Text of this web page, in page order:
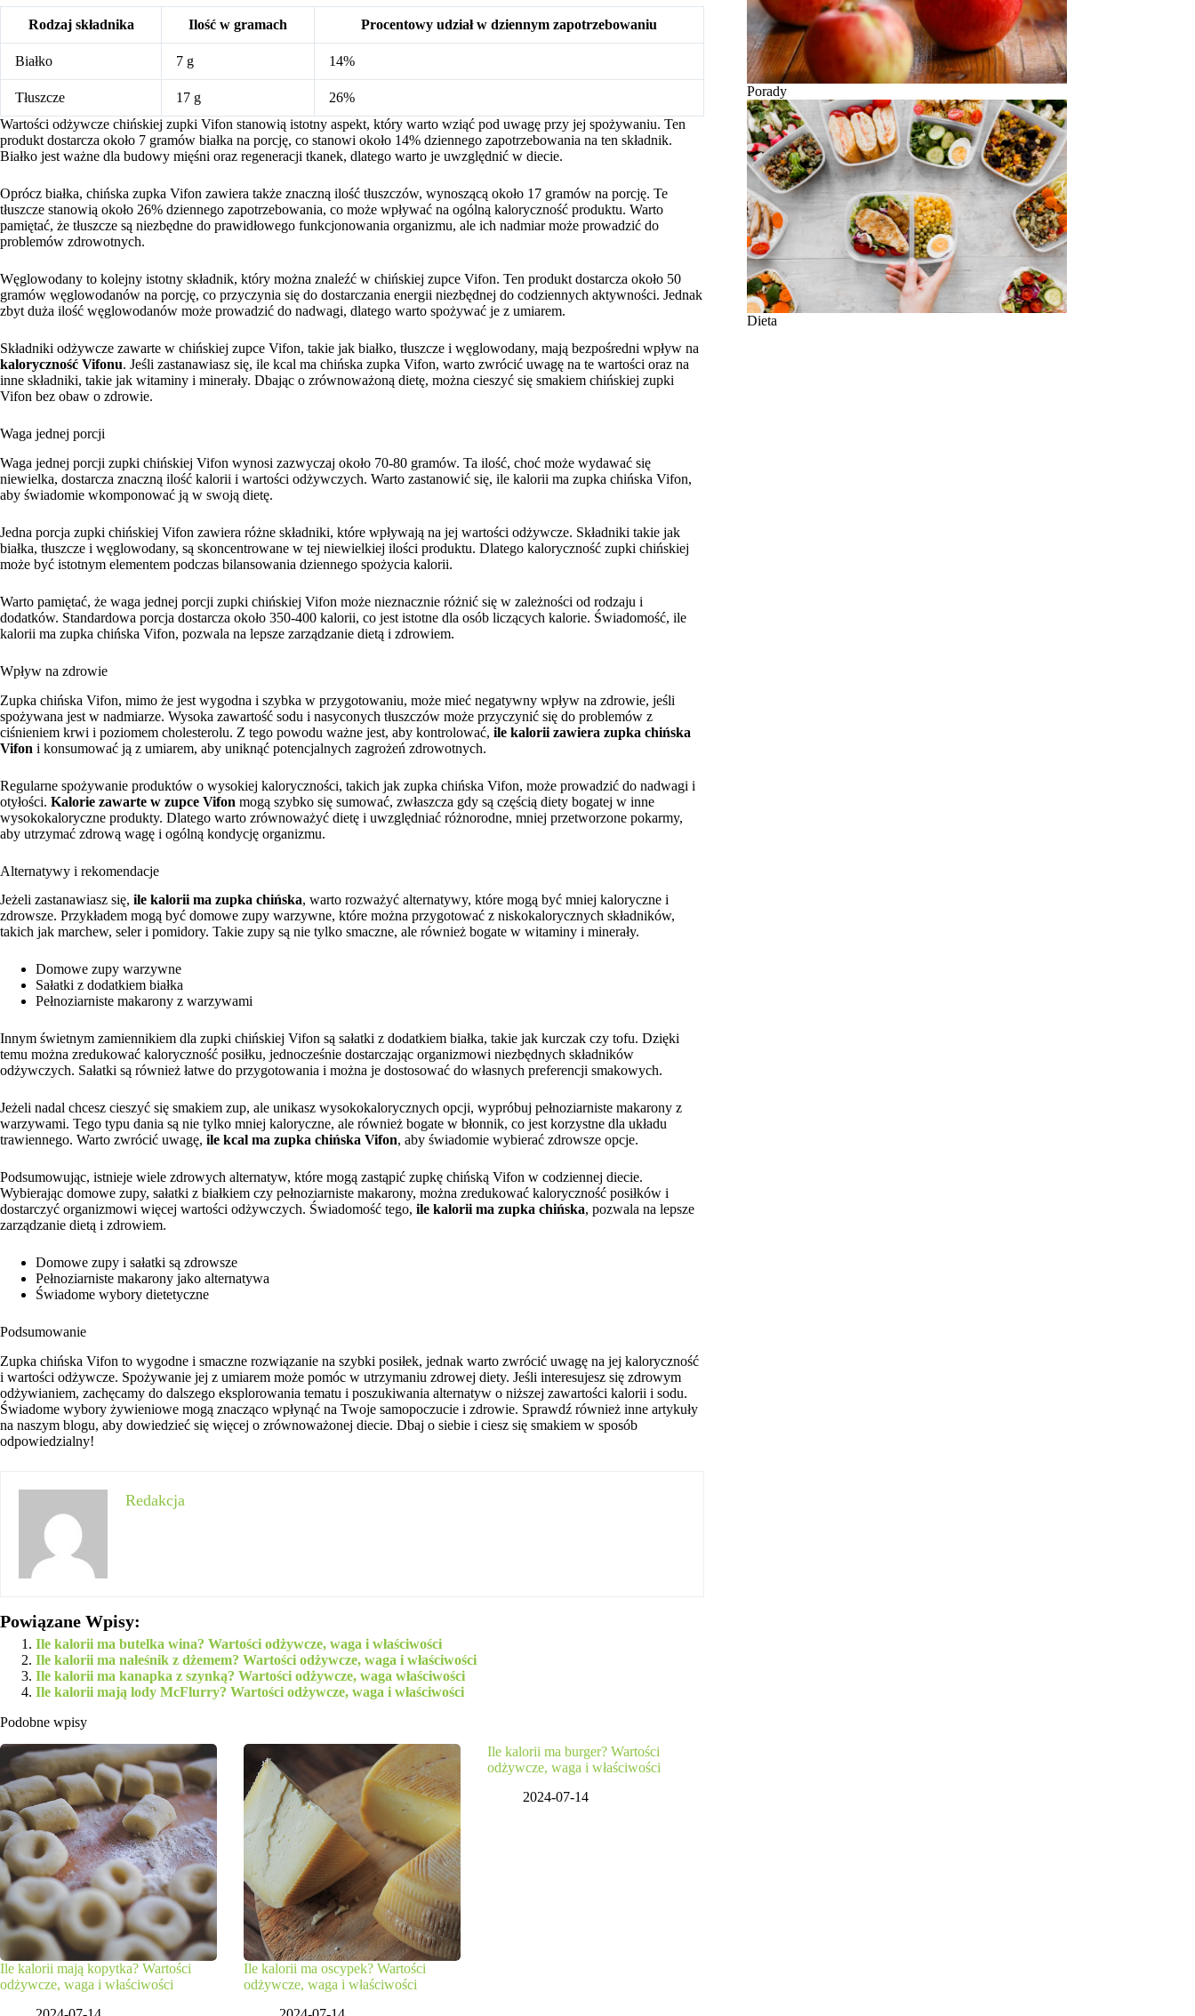
Rodzaj składnika Ilość w gramach Procentowy udział w dziennym zapotrzebowaniu
Białko 7 g 14%
Tłuszcze 17 g
26%
Wartości odżywcze chińskiej zupki Vifon stanowią istotny aspekt, który warto wziąć pod uwagę przy jej spożywaniu. Ten
produkt dostarcza około 7 gramów białka na porcję, co stanowi około 14% dziennego zapotrzebowania na ten składnik.
Białko jest ważne dla budowy mięśni oraz regeneracji tkanek, dlatego warto je uwzględnić w diecie.
Oprócz białka, chińska zupka Vifon zawiera także znaczną ilość tłuszczów, wynoszącą około 17 gramów na porcję. Te
tłuszcze stanowią około 26% dziennego zapotrzebowania, co może wpływać na ogólną kaloryczność produktu. Warto
pamiętać, że tłuszcze są niezbędne do prawidłowego funkcjonowania organizmu, ale ich nadmiar może prowadzić do
problemów zdrowotnych.
Węglowodany to kolejny istotny składnik, który można znaleźć w chińskiej zupce Vifon. Ten produkt dostarcza około 50
gramów węglowodanów na porcję, co przyczynia się do dostarczania energii niezbędnej do codziennych aktywności. Jednak
zbyt duża ilość węglowodanów może prowadzić do nadwagi, dlatego warto spożywać je z umiarem.
Składniki odżywcze zawarte w chińskiej zupce Vifon, takie jak białko, tłuszcze i węglowodany, mają bezpośredni wpływ na
kaloryczność Vifonu. Jeśli zastanawiasz się, ile kcal ma chińska zupka Vifon, warto zwrócić uwagę na te wartości oraz na
inne składniki, takie jak witaminy i minerały. Dbając o zrównoważoną dietę, można cieszyć się smakiem chińskiej zupki
Vifon bez obaw o zdrowie.
Waga jednej porcji
Waga jednej porcji zupki chińskiej Vifon wynosi zazwyczaj około 70-80 gramów. Ta ilość, choć może wydawać się
niewielka, dostarcza znaczną ilość kalorii i wartości odżywczych. Warto zastanowić się, ile kalorii ma zupka chińska Vifon,
aby świadomie wkomponować ją w swoją dietę.
Jedna porcja zupki chińskiej Vifon zawiera różne składniki, które wpływają na jej wartości odżywcze. Składniki takie jak
białka, tłuszcze i węglowodany, są skoncentrowane w tej niewielkiej ilości produktu. Dlatego kaloryczność zupki chińskiej
może być istotnym elementem podczas bilansowania dziennego spożycia kalorii.
Warto pamiętać, że waga jednej porcji zupki chińskiej Vifon może nieznacznie różnić się w zależności od rodzaju i
dodatków. Standardowa porcja dostarcza około 350-400 kalorii, co jest istotne dla osób liczących kalorie. Świadomość, ile
kalorii ma zupka chińska Vifon, pozwala na lepsze zarządzanie dietą i zdrowiem.
Wpływ na zdrowie
Zupka chińska Vifon, mimo że jest wygodna i szybka w przygotowaniu, może mieć negatywny wpływ na zdrowie, jeśli
spożywana jest w nadmiarze. Wysoka zawartość sodu i nasyconych tłuszczów może przyczynić się do problemów z
ciśnieniem krwi i poziomem cholesterolu. Z tego powodu ważne jest, aby kontrolować, ile kalorii zawiera zupka chińska
Vifon i konsumować ją z umiarem, aby uniknąć potencjalnych zagrożeń zdrowotnych.
Regularne spożywanie produktów o wysokiej kaloryczności, takich jak zupka chińska Vifon, może prowadzić do nadwagi i
otyłości. Kalorie zawarte w zupce Vifon mogą szybko się sumować, zwłaszcza gdy są częścią diety bogatej w inne
wysokokaloryczne produkty. Dlatego warto zrównoważyć dietę i uwzględniać różnorodne, mniej przetworzone pokarmy,
aby utrzymać zdrową wagę i ogólną kondycję organizmu.
Alternatywy i rekomendacje
Jeżeli zastanawiasz się, ile kalorii ma zupka chińska, warto rozważyć alternatywy, które mogą być mniej kaloryczne i
zdrowsze. Przykładem mogą być domowe zupy warzywne, które można przygotować z niskokalorycznych składników,
takich jak marchew, seler i pomidory. Takie zupy są nie tylko smaczne, ale również bogate w witaminy i minerały.
Domowe zupy warzywne
Sałatki z dodatkiem białka
Pełnoziarniste makarony z warzywami
Innym świetnym zamiennikiem dla zupki chińskiej Vifon są sałatki z dodatkiem białka, takie jak kurczak czy tofu. Dzięki
temu można zredukować kaloryczność posiłku, jednocześnie dostarczając organizmowi niezbędnych składników
odżywczych. Sałatki są również łatwe do przygotowania i można je dostosować do własnych preferencji smakowych.
Jeżeli nadal chcesz cieszyć się smakiem zup, ale unikasz wysokokalorycznych opcji, wypróbuj pełnoziarniste makarony z
warzywami. Tego typu dania są nie tylko mniej kaloryczne, ale również bogate w błonnik, co jest korzystne dla układu
trawiennego. Warto zwrócić uwagę, ile kcal ma zupka chińska Vifon, aby świadomie wybierać zdrowsze opcje.
Podsumowując, istnieje wiele zdrowych alternatyw, które mogą zastąpić zupkę chińską Vifon w codziennej diecie.
Wybierając domowe zupy, sałatki z białkiem czy pełnoziarniste makarony, można zredukować kaloryczność posiłków i
dostarczyć organizmowi więcej wartości odżywczych. Świadomość tego, ile kalorii ma zupka chińska, pozwala na lepsze
zarządzanie dietą i zdrowiem.
Domowe zupy i sałatki są zdrowsze
Pełnoziarniste makarony jako alternatywa
Świadome wybory dietetyczne
Podsumowanie
Zupka chińska Vifon to wygodne i smaczne rozwiązanie na szybki posiłek, jednak warto zwrócić uwagę na jej kaloryczność
i wartości odżywcze. Spożywanie jej z umiarem może pomóc w utrzymaniu zdrowej diety. Jeśli interesujesz się zdrowym
odżywianiem, zachęcamy do dalszego eksplorowania tematu i poszukiwania alternatyw o niższej zawartości kalorii i sodu.
Świadome wybory żywieniowe mogą znacząco wpłynąć na Twoje samopoczucie i zdrowie. Sprawdź również inne artykuły
na naszym blogu, aby dowiedzieć się więcej o zrównoważonej diecie. Dbaj o siebie i ciesz się smakiem w sposób
odpowiedzialny!
Redakcja
Powiązane Wpisy:
Ile kalorii ma butelka wina? Wartości odżywcze, waga i właściwości
Ile kalorii ma naleśnik z dżemem? Wartości odżywcze, waga i właściwości
Ile kalorii ma kanapka z szynką? Wartości odżywcze, waga właściwości
Ile kalorii mają lody McFlurry? Wartości odżywcze, waga i właściwości
Podobne wpisy
Ile kalorii mają kopytka? Wartości
odżywcze, waga i właściwości
Ile kalorii ma oscypek? Wartości
odżywcze, waga i właściwości
Ile kalorii ma burger? Wartości
odżywcze, waga i właściwości
2024-07-14
Porady
Dieta